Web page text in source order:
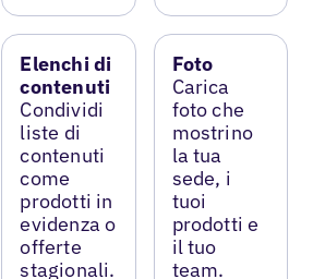
Elenchi di
contenuti
Condividi
liste di
contenuti
come
prodotti in
evidenza o
offerte
stagionali.
Foto
Carica
foto che
mostrino
la tua
sede, i
tuoi
prodotti e
il tuo
team.